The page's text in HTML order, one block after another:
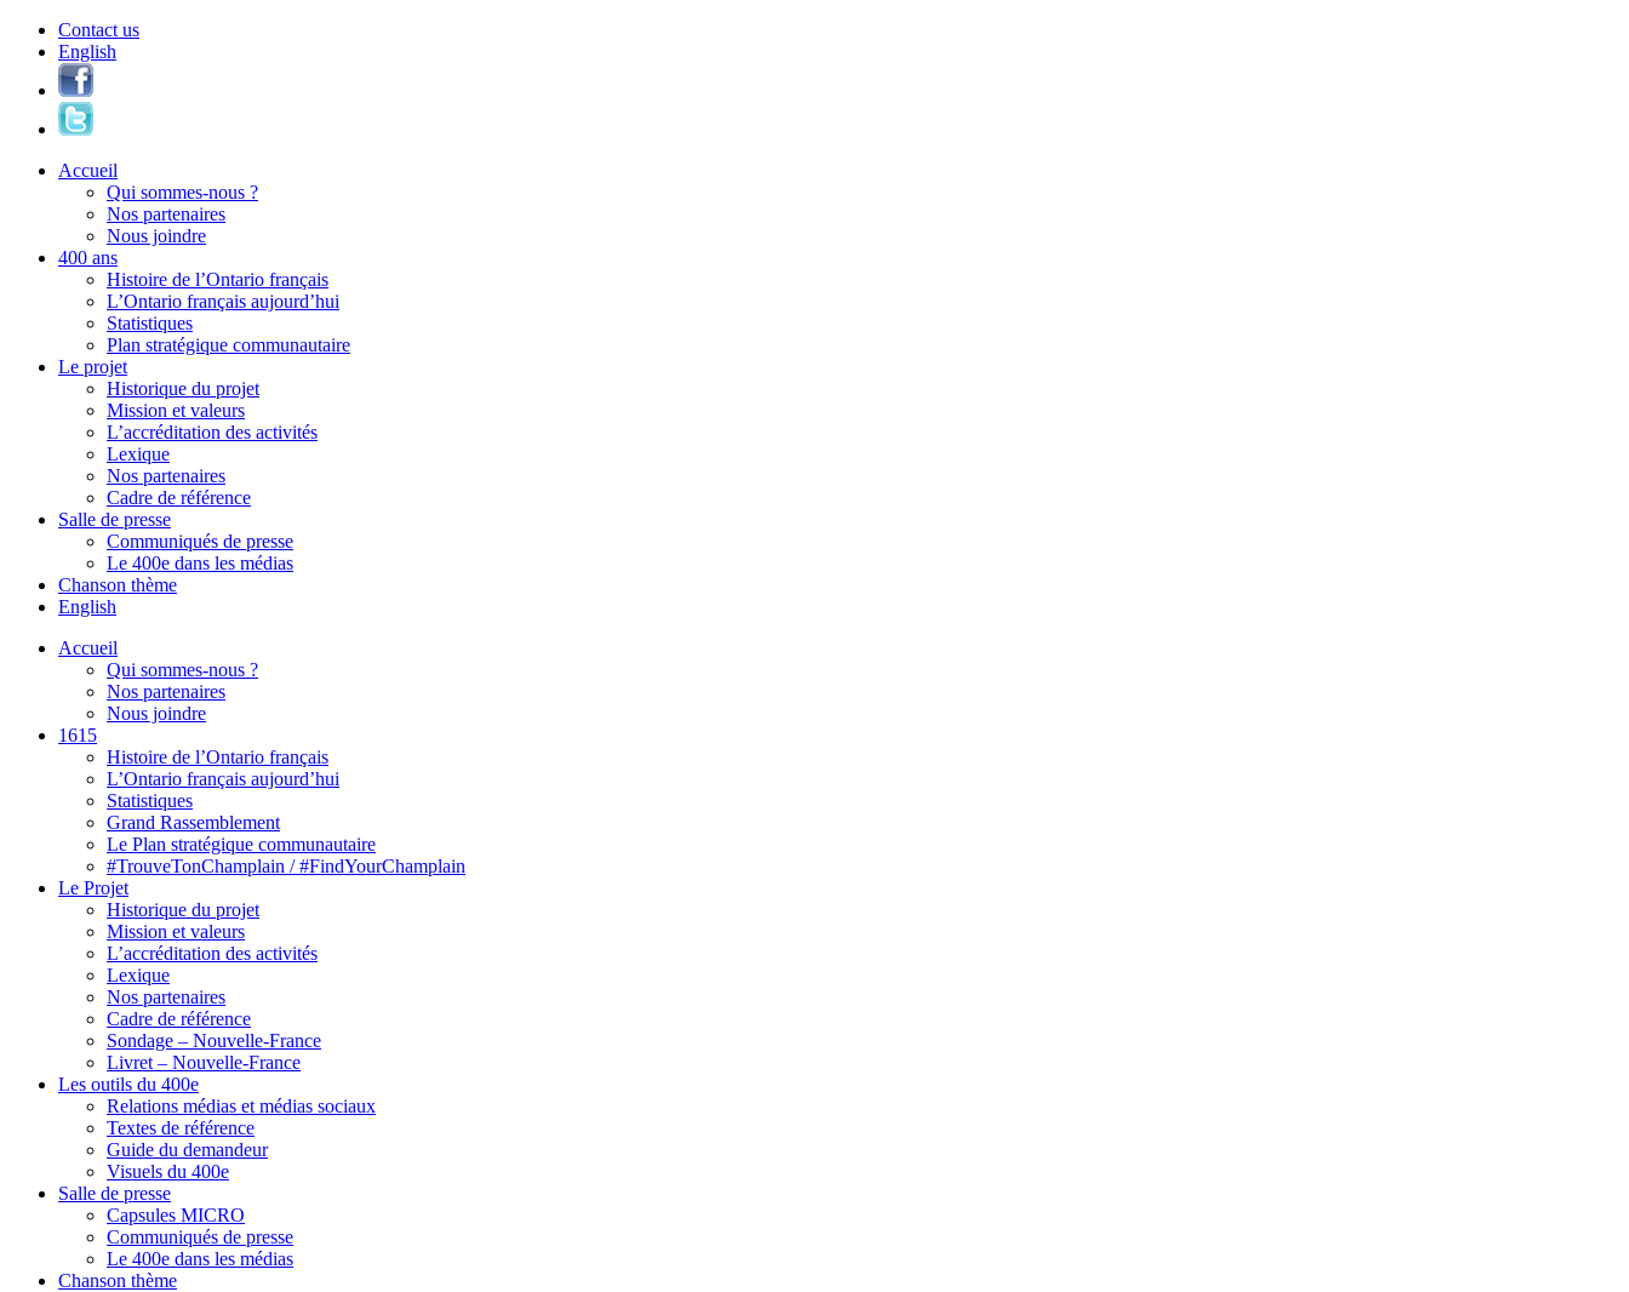
Contact us
English
Accueil
Qui sommes-nous ?
Nos partenaires
Nous joindre
400 ans
Histoire de l’Ontario français
L’Ontario français aujourd’hui
Statistiques
Plan stratégique communautaire
Le projet
Historique du projet
Mission et valeurs
L’accréditation des activités
Lexique
Nos partenaires
Cadre de référence
Salle de presse
Communiqués de presse
Le 400e dans les médias
Chanson thème
English
Accueil
Qui sommes-nous ?
Nos partenaires
Nous joindre
1615
Histoire de l’Ontario français
L’Ontario français aujourd’hui
Statistiques
Grand Rassemblement
Le Plan stratégique communautaire
#TrouveTonChamplain / #FindYourChamplain
Le Projet
Historique du projet
Mission et valeurs
L’accréditation des activités
Lexique
Nos partenaires
Cadre de référence
Sondage – Nouvelle-France
Livret – Nouvelle-France
Les outils du 400e
Relations médias et médias sociaux
Textes de référence
Guide du demandeur
Visuels du 400e
Salle de presse
Capsules MICRO
Communiqués de presse
Le 400e dans les médias
Chanson thème